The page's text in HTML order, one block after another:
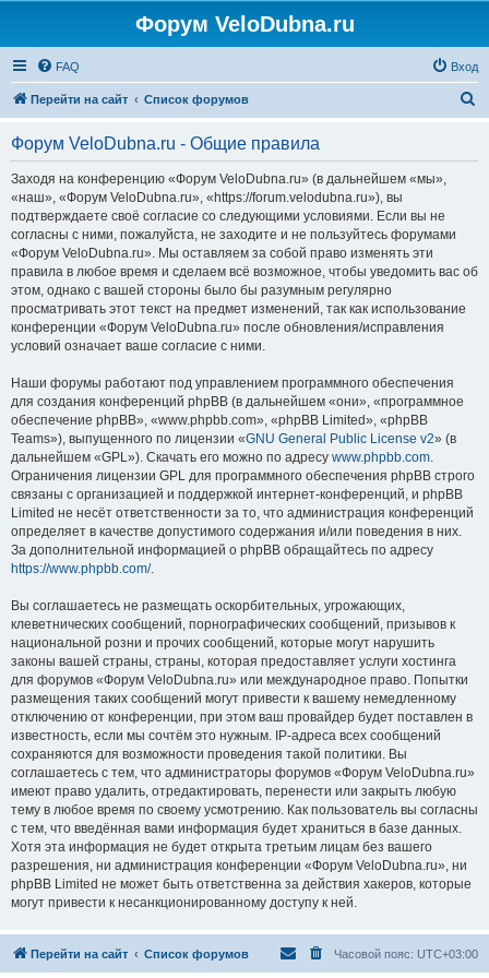
Форум VeloDubna.ru
FAQ Вход
Перейти на сайт Список форумов
Форум VeloDubna.ru - Общие правила
Заходя на конференцию «Форум VeloDubna.ru» (в дальнейшем «мы»,
«наш», «Форум VeloDubna.ru», «https://forum.velodubna.ru»), вы
подтверждаете своё согласие со следующими условиями. Если вы не
согласны с ними, пожалуйста, не заходите и не пользуйтесь форумами
«Форум VeloDubna.ru». Мы оставляем за собой право изменять эти
правила в любое время и сделаем всё возможное, чтобы уведомить вас об
этом, однако с вашей стороны было бы разумным регулярно
просматривать этот текст на предмет изменений, так как использование
конференции «Форум VeloDubna.ru» после обновления/исправления
условий означает ваше согласие с ними.
Наши форумы работают под управлением программного обеспечения
для создания конференций phpBB (в дальнейшем «они», «программное
обеспечение phpBB», «www.phpbb.com», «phpBB Limited», «phpBB
Teams»), выпущенного по лицензии «GNU General Public License v2» (в
дальнейшем «GPL»). Скачать его можно по адресу www.phpbb.com.
Ограничения лицензии GPL для программного обеспечения phpBB строго
связаны с организацией и поддержкой интернет-конференций, и phpBB
Limited не несёт ответственности за то, что администрация конференций
определяет в качестве допустимого содержания и/или поведения в них.
За дополнительной информацией о phpBB обращайтесь по адресу
https://www.phpbb.com/.
Вы соглашаетесь не размещать оскорбительных, угрожающих,
клеветнических сообщений, порнографических сообщений, призывов к
национальной розни и прочих сообщений, которые могут нарушить
законы вашей страны, страны, которая предоставляет услуги хостинга
для форумов «Форум VeloDubna.ru» или международное право. Попытки
размещения таких сообщений могут привести к вашему немедленному
отключению от конференции, при этом ваш провайдер будет поставлен в
известность, если мы сочтём это нужным. IP-адреса всех сообщений
сохраняются для возможности проведения такой политики. Вы
соглашаетесь с тем, что администраторы форумов «Форум VeloDubna.ru»
имеют право удалить, отредактировать, перенести или закрыть любую
тему в любое время по своему усмотрению. Как пользователь вы согласны
с тем, что введённая вами информация будет храниться в базе данных.
Хотя эта информация не будет открыта третьим лицам без вашего
разрешения, ни администрация конференции «Форум VeloDubna.ru», ни
phpBB Limited не может быть ответственна за действия хакеров, которые
могут привести к несанкционированному доступу к ней.
Перейти на сайт Список форумов Часовой пояс: UTC+03:00